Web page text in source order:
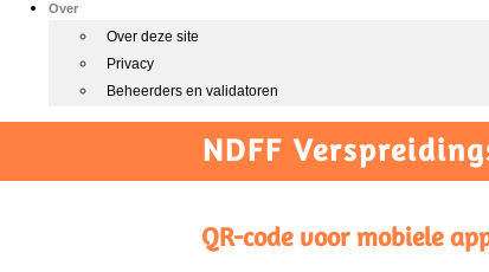
Over
Over deze site
Privacy
Beheerders en validatoren
NDFF
QR-code voor mobiele